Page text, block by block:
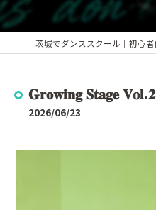
𝐆𝐫𝐨𝐰𝐢𝐧𝐠 𝐒𝐭𝐚𝐠𝐞 𝐕𝐨𝐥.𝟐
2026/06/23